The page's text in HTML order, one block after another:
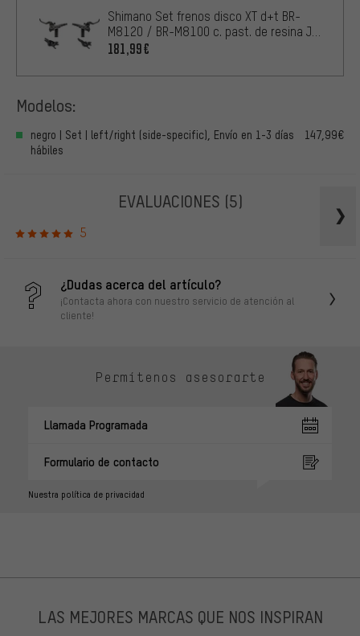
Shimano Set frenos disco XT d+t BR-
M8120 / BR-M8100 c. past. de resina J-
Kit
181,99€
Modelos:
negro | Set | left/right (side-specific), Envío en 1-3 días
hábiles
147,99€
EVALUACIONES (5)
5
¿Dudas acerca del artículo?
¡Contacta ahora con nuestro servicio de atención al
cliente!
Permítenos asesorarte
Llamada Programada
Formulario de contacto
Nuestra política de privacidad
LAS MEJORES MARCAS QUE NOS INSPIRAN